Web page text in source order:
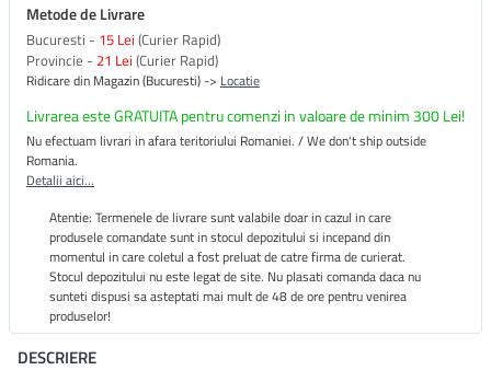
Metode de Livrare
Bucuresti - 15 Lei (Curier Rapid)
Provincie - 21 Lei (Curier Rapid)
Ridicare din Magazin (Bucuresti) -> Locatie
Livrarea este GRATUITA pentru comenzi in valoare de minim 300 Lei!
Nu efectuam livrari in afara teritoriului Romaniei. / We don't ship outside
Romania.
Detalii aici...
Atentie: Termenele de livrare sunt valabile doar in cazul in care
produsele comandate sunt in stocul depozitului si incepand din
momentul in care coletul a fost preluat de catre firma de curierat.
Stocul depozitului nu este legat de site. Nu plasati comanda daca nu
sunteti dispusi sa asteptati mai mult de 48 de ore pentru venirea
produselor!
DESCRIERE